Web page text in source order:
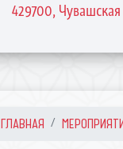
429700,
ГЛАВНАЯ